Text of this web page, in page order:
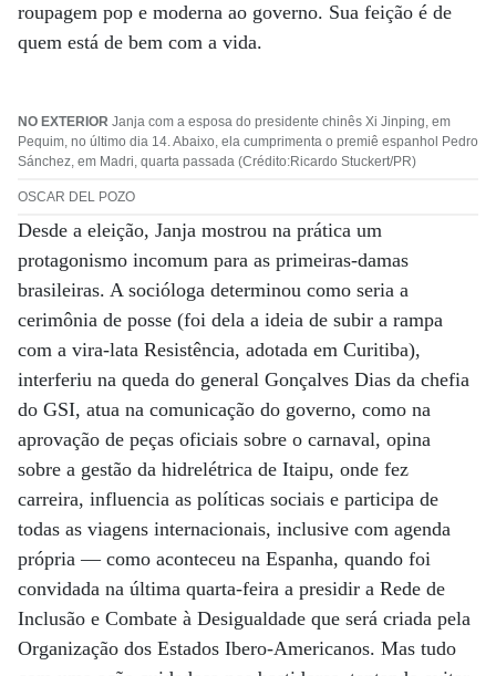
roupagem pop e moderna ao governo. Sua feição é de
quem está de bem com a vida.
NO EXTERIOR Janja com a esposa do presidente chinês Xi Jinping, em
Pequim, no último dia 14. Abaixo, ela cumprimenta o premiê espanhol Pedro
Sánchez, em Madri, quarta passada (Crédito:Ricardo Stuckert/PR)
OSCAR DEL POZO
Desde a eleição, Janja mostrou na prática um
protagonismo incomum para as primeiras-damas
brasileiras. A socióloga determinou como seria a
cerimônia de posse (foi dela a ideia de subir a rampa
com a vira-lata Resistência, adotada em Curitiba),
interferiu na queda do general Gonçalves Dias da chefia
do GSI, atua na comunicação do governo, como na
aprovação de peças oficiais sobre o carnaval, opina
sobre a gestão da hidrelétrica de Itaipu, onde fez
carreira, influencia as políticas sociais e participa de
todas as viagens internacionais, inclusive com agenda
própria — como aconteceu na Espanha, quando foi
convidada na última quarta-feira a presidir a Rede de
Inclusão e Combate à Desigualdade que será criada pela
Organização dos Estados Ibero-Americanos. Mas tudo